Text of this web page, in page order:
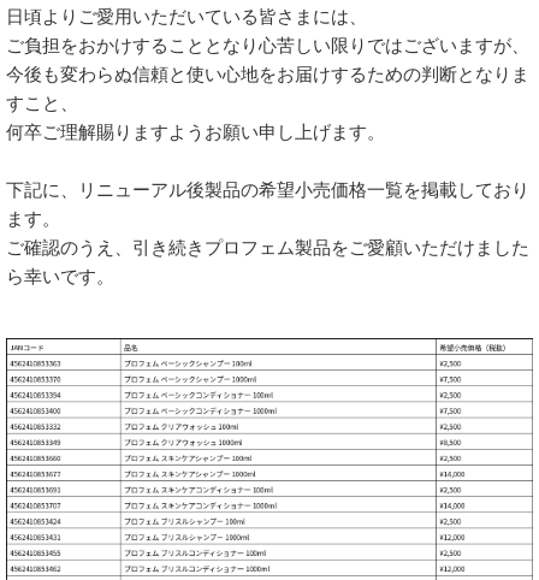
日頃よりご愛用いただいている皆さまには、
ご負担をおかけすることとなり心苦しい限りではございますが、
今後も変わらぬ信頼と使い心地をお届けするための判断となりま
すこと、
何卒ご理解賜りますようお願い申し上げます。
下記に、リニューアル後製品の希望小売価格一覧を掲載しており
ます。
ご確認のうえ、引き続きプロフェム製品をご愛顧いただけました
ら幸いです。